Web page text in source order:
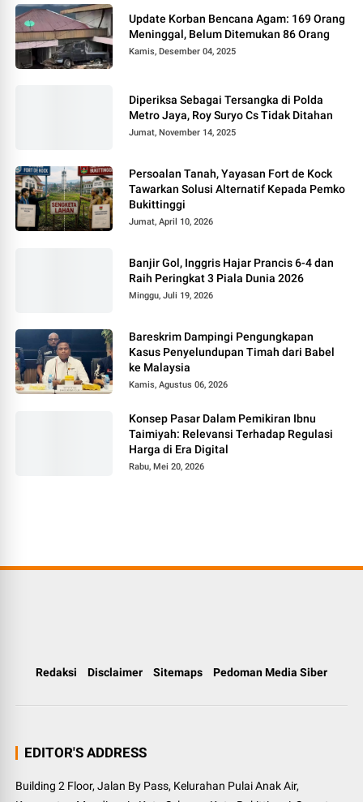
Update Korban Bencana Agam: 169 Orang
Meninggal, Belum Ditemukan 86 Orang
Kamis, Desember 04, 2025
Diperiksa Sebagai Tersangka di Polda
Metro Jaya, Roy Suryo Cs Tidak Ditahan
Jumat, November 14, 2025
Persoalan Tanah, Yayasan Fort de Kock
Tawarkan Solusi Alternatif Kepada Pemko
Bukittinggi
Jumat, April 10, 2026
Banjir Gol, Inggris Hajar Prancis 6-4 dan
Raih Peringkat 3 Piala Dunia 2026
Minggu, Juli 19, 2026
Bareskrim Dampingi Pengungkapan
Kasus Penyelundupan Timah dari Babel
ke Malaysia
Kamis, Agustus 06, 2026
Konsep Pasar Dalam Pemikiran Ibnu
Taimiyah: Relevansi Terhadap Regulasi
Harga di Era Digital
Rabu, Mei 20, 2026
Redaksi Disclaimer Sitemaps Pedoman Media Siber
EDITOR'S ADDRESS
Building 2 Floor, Jalan By Pass, Kelurahan Pulai Anak Air,